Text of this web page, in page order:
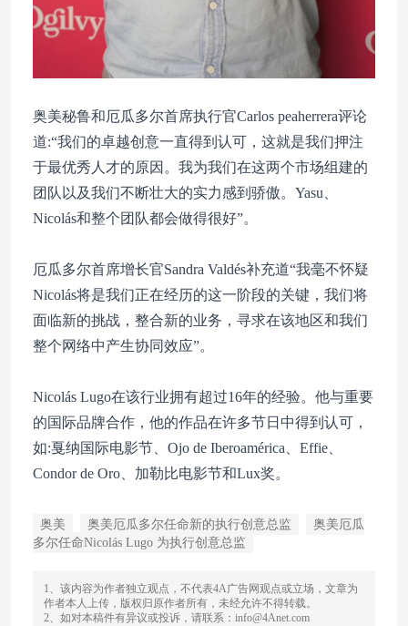
奥美秘鲁和厄瓜多尔首席执行官Carlos peaherrera评论
道:“我们的卓越创意一直得到认可，这就是我们押注
于最优秀人才的原因。我为我们在这两个市场组建的
团队以及我们不断壮大的实力感到骄傲。Yasu、
Nicolás和整个团队都会做得很好”。
厄瓜多尔首席增长官Sandra Valdés补充道“我毫不怀疑
Nicolás将是我们正在经历的这一阶段的关键，我们将
面临新的挑战，整合新的业务，寻求在该地区和我们
整个网络中产生协同效应”。
Nicolás Lugo在该行业拥有超过16年的经验。他与重要
的国际品牌合作，他的作品在许多节日中得到认可，
如:戛纳国际电影节、Ojo de Iberoamérica、Effie、
Condor de Oro、加勒比电影节和Lux奖。
奥美 奥美厄瓜多尔任命新的执行创意总监
奥美厄瓜
多尔任命Nicolás Lugo 为执行创意总监
1、该内容为作者独立观点，不代表4A广告网观点或立场，文章为
作者本人上传，版权归原作者所有，未经允许不得转载。
2、如对本稿件有异议或投诉，请联系：info@4Anet.com